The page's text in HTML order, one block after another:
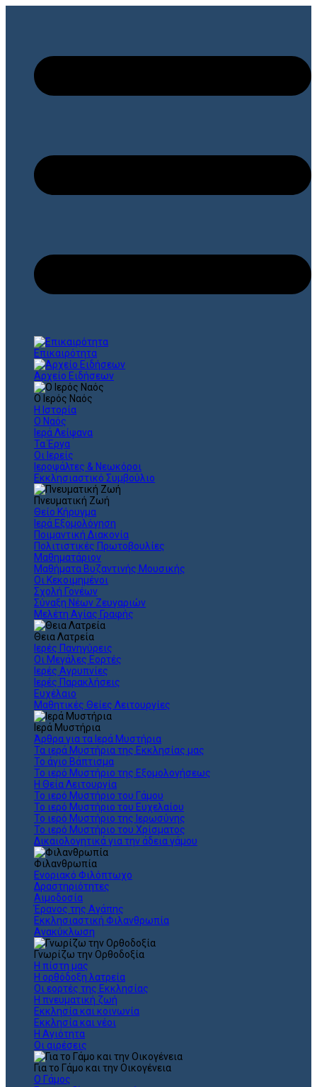
Επικαιρότητα
Αρχείο Ειδήσεων
Ο Ιερός Ναός
Η Ιστορία
Ο Ναός
Ιερά Λείψανα
Τα Έργα
Οι Ιερείς
Ιεροψάλτες & Νεωκόροι
Εκκλησιαστικό Συμβούλιο
Πνευματική Ζωή
Θείο Κήρυγμα
Ιερά Εξομολόγηση
Ποιμαντική Διακονία
Πολιτιστικές Πρωτοβουλίες
Μαθηματάριον
Μαθήματα Βυζαντινής Μουσικής
Οι Κεκοιμημένοι
Σχολή Γονέων
Σύναξη Νέων Ζευγαριών
Μελέτη Αγίας Γραφής
Θεια Λατρεία
Ιερές Πανηγύρεις
Οι Μεγάλες Εορτές
Ιερές Αγρυπνίες
Ιερές Παρακλήσεις
Ευχέλαιο
Μαθητικές Θείες Λειτουργίες
Ιερά Μυστήρια
Άρθρα για τα Ιερά Μυστήρια
Τα ιερά Μυστήρια της Εκκλησίας μας
Το άγιο Βάπτισμα
Το ιερό Μυστήριο της Εξομολογήσεως
Η Θεία Λειτουργία
Το ιερό Μυστήριο του Γάμου
Το ιερό Μυστήριο του Ευχελαίου
Το ιερό Μυστήριο της Ιερωσύνης
Το ιερό Μυστήριο του Χρίσματος
Δικαιολογητικά για την άδεια γάμου
Φιλανθρωπία
Ενοριακό Φιλόπτωχο
Δραστηριότητες
Αιμοδοσία
Έρανος της Αγάπης
Εκκλησιαστική Φιλανθρωπία
Ανακύκλωση
Γνωρίζω την Ορθοδοξία
Η πίστη μας
Η ορθόδοξη λατρεία
Οι εορτές της Εκκλησίας
Η πνευματική ζωή
Εκκλησία και κοινωνία
Εκκλησία και νέοι
Η Αγιότητα
Οι αιρέσεις
Για το Γάμο και την Οικογένεια
Ο Γάμος